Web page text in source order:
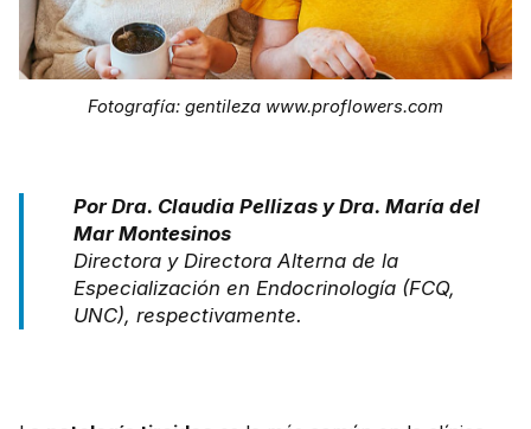
CÓRDOBA
Fotografía: gentileza www.proflowers.com
Por Dra. Claudia Pellizas y Dra. María del
Mar Montesinos
Directora y Directora Alterna de la
Especialización en Endocrinología (FCQ,
UNC), respectivamente.